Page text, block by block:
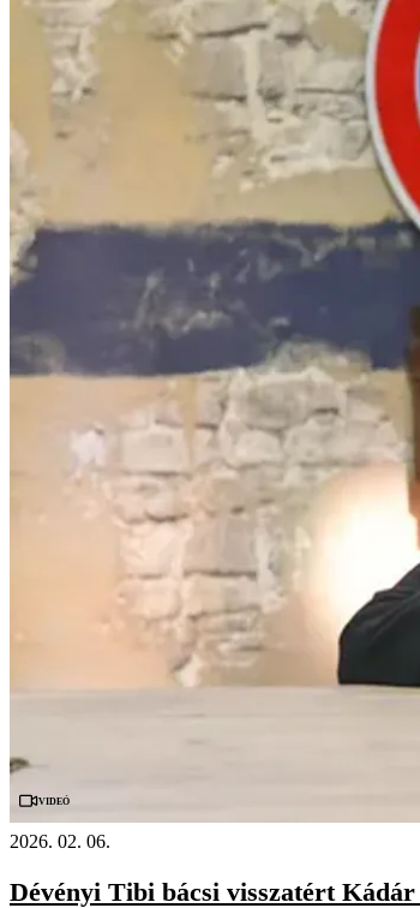
Videó
2026. 02. 06.
Dévényi Tibi bácsi visszatért